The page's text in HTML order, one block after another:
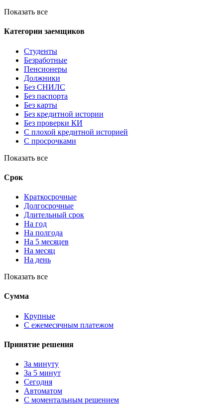
Показать все
Категории заемщиков
Студенты
Безработные
Пенсионеры
Должники
Без СНИЛС
Без паспорта
Без карты
Без кредитной истории
Без проверки КИ
С плохой кредитной историей
С просрочками
Показать все
Срок
Краткосрочные
Долгосрочные
Длительный срок
На год
На полгода
На 5 месяцев
На месяц
На день
Показать все
Сумма
Крупные
С ежемесячным платежом
Принятие решения
За минуту
За 5 минут
Сегодня
Автоматом
С моментальным решением